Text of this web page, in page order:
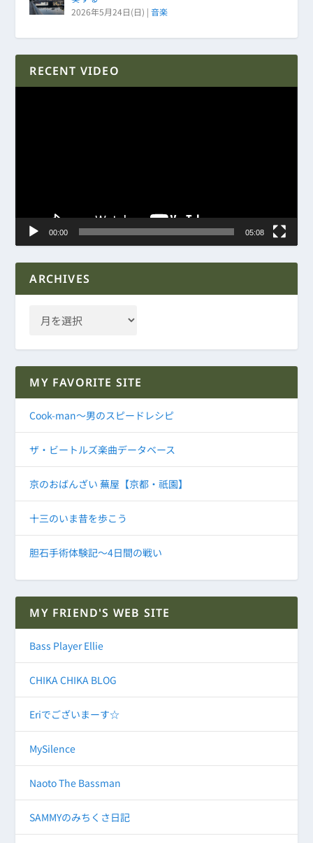
2026年5月24日(日) |音楽
RECENT VIDEO
00:00 05:08
ARCHIVES
MY FAVORITE SITE
Cook-man～男のスピードレシピ
ザ・ビートルズ楽曲データベース
京のおばんざい 蕪屋【京都・祇園】
十三のいま昔を歩こう
胆石手術体験記～4日間の戦い
MY FRIEND'S WEB SITE
Bass Player Ellie
CHIKA CHIKA BLOG
Eriでございまーす☆
MySilence
Naoto The Bassman
SAMMYのみちくさ日記